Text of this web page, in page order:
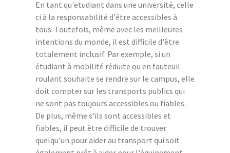
En tant qu'etudiant dans une université, celle
ci à la responsabilité d'être accessibles à
tous. Toutefois, même avec les meilleures
intentions du monde, il est difficile d'être
totalement inclusif. Par exemple, si un
étudiant à mobilité réduite ou en fauteuil
roulant souhaite se rendre sur le campus, elle
doit compter sur les transports publics qui
ne sont pas toujours accessibles ou fiables.
De plus, même s'ils sont accessibles et
fiables, il peut être difficile de trouver
quelqu'un pour aider au transport qui soit